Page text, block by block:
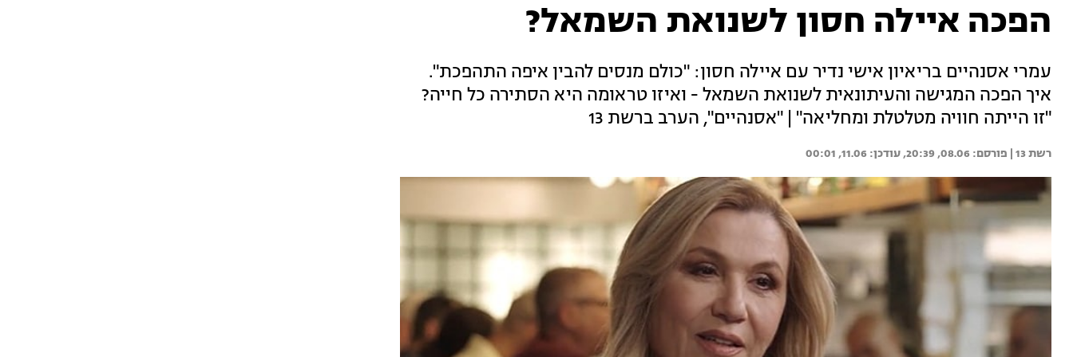
הפכה איילה חסון לשנואת השמאל?
עמרי אסנהיים בריאיון אישי נדיר עם איילה חסון: "כולם מנסים להבין איפה התהפכת".
איך הפכה המגישה והעיתונאית לשנואת השמאל - ואיזו טראומה היא הסתירה כל חייה?
"זו הייתה חוויה מטלטלת ומחליאה" | "אסנהיים", הערב ברשת 13
רשת 13 | 08.06, 20:39
11.06, 00:01